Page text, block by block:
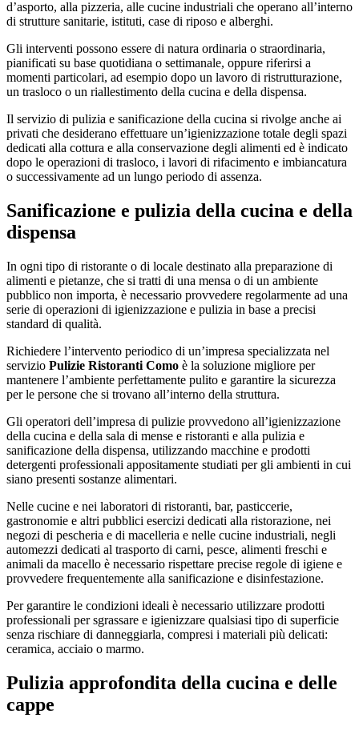
d’asporto, alla pizzeria, alle cucine industriali che operano all’interno
di strutture sanitarie, istituti, case di riposo e alberghi.
Gli interventi possono essere di natura ordinaria o straordinaria,
pianificati su base quotidiana o settimanale, oppure riferirsi a
momenti particolari, ad esempio dopo un lavoro di ristrutturazione,
un trasloco o un riallestimento della cucina e della dispensa.
Il servizio di pulizia e sanificazione della cucina si rivolge anche ai
privati che desiderano effettuare un’igienizzazione totale degli spazi
dedicati alla cottura e alla conservazione degli alimenti ed è indicato
dopo le operazioni di trasloco, i lavori di rifacimento e imbiancatura
o successivamente ad un lungo periodo di assenza.
Sanificazione e pulizia della cucina e della
dispensa
In ogni tipo di ristorante o di locale destinato alla preparazione di
alimenti e pietanze, che si tratti di una mensa o di un ambiente
pubblico non importa, è necessario provvedere regolarmente ad una
serie di operazioni di igienizzazione e pulizia in base a precisi
standard di qualità.
Richiedere l’intervento periodico di un’impresa specializzata nel
servizio Pulizie Ristoranti Como è la soluzione migliore per
mantenere l’ambiente perfettamente pulito e garantire la sicurezza
per le persone che si trovano all’interno della struttura.
Gli operatori dell’impresa di pulizie provvedono all’igienizzazione
della cucina e della sala di mense e ristoranti e alla pulizia e
sanificazione della dispensa, utilizzando macchine e prodotti
detergenti professionali appositamente studiati per gli ambienti in cui
siano presenti sostanze alimentari.
Nelle cucine e nei laboratori di ristoranti, bar, pasticcerie,
gastronomie e altri pubblici esercizi dedicati alla ristorazione, nei
negozi di pescheria e di macelleria e nelle cucine industriali, negli
automezzi dedicati al trasporto di carni, pesce, alimenti freschi e
animali da macello è necessario rispettare precise regole di igiene e
provvedere frequentemente alla sanificazione e disinfestazione.
Per garantire le condizioni ideali è necessario utilizzare prodotti
professionali per sgrassare e igienizzare qualsiasi tipo di superficie
senza rischiare di danneggiarla, compresi i materiali più delicati:
ceramica, acciaio o marmo.
Pulizia approfondita della cucina e delle
cappe